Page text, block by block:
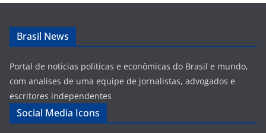
Brasil News
Portal de noticias politicas e econômicas do Brasil e mundo,
com analises de uma equipe de jornalistas, advogados e
escritores independentes
Social Media Icons